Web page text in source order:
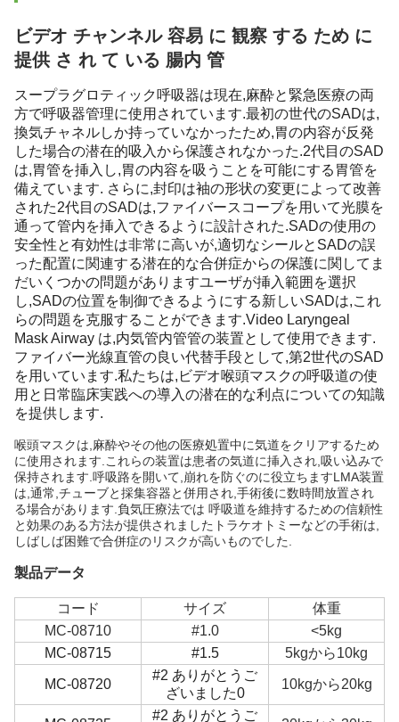
ビデオ チャンネル 容易 に 観察 する ため に
提供 さ れ て いる 腸内 管
スープラグロティック呼吸器は現在,麻酔と緊急医療の両
方で呼吸器管理に使用されています.最初の世代のSADは,
換気チャネルしか持っていなかったため,胃の内容が反発
した場合の潜在的吸入から保護されなかった.2代目のSAD
は,胃管を挿入し,胃の内容を吸うことを可能にする胃管を
備えています. さらに,封印は袖の形状の変更によって改善
された2代目のSADは,ファイバースコープを用いて光膜を
通って管内を挿入できるように設計された.SADの使用の
安全性と有効性は非常に高いが,適切なシールとSADの誤
った配置に関連する潜在的な合併症からの保護に関してま
だいくつかの問題がありますユーザが挿入範囲を選択
し,SADの位置を制御できるようにする新しいSADは,これ
らの問題を克服することができます.Video Laryngeal
Mask Airway は,内気管内管管の装置として使用できます.
ファイバー光線直管の良い代替手段として,第2世代のSAD
を用いています.私たちは,ビデオ喉頭マスクの呼吸道の使
用と日常臨床実践への導入の潜在的な利点についての知識
を提供します.
喉頭マスクは,麻酔やその他の医療処置中に気道をクリアするため
に使用されます.これらの装置は患者の気道に挿入され,吸い込みで
保持されます.呼吸路を開いて,崩れを防ぐのに役立ちますLMA装置
は,通常,チューブと採集容器と併用され,手術後に数時間放置され
る場合があります.負気圧療法では 呼吸道を維持するための信頼性
と効果のある方法が提供されましたトラケオトミーなどの手術は,
しばしば困難で合併症のリスクが高いものでした.
製品データ
コード サイズ
体重
MC-08710
#1.0
<5kg
MC-08715
#1.5 5kgから10kg
MC-08720
#2 ありがとうご
ざいました0
10kgから20kg
#2 ありがとうご